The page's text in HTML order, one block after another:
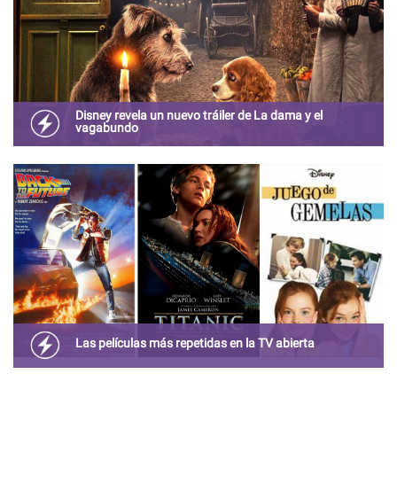
Disney revela un nuevo tráiler de La dama y el
vagabundo
Disney+ en noviembre próximo.
Las películas más repetidas en la TV abierta